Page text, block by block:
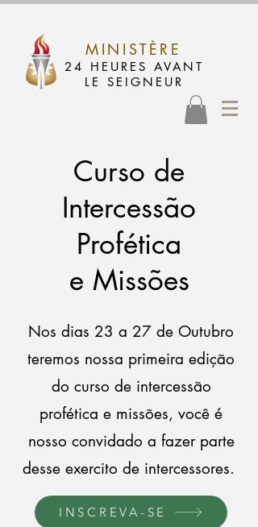
MINISTÈRE
24 HEURES AVANT
LE SEIGNEUR
Curso de
Intercessão
Profética
e Missões
Nos dias 23 a 27 de Outubro
teremos nossa primeira edição
do curso de intercessão
profética e missões, você é
nosso convidado a fazer parte
desse exercito de intercessores.
INSCREVA-SE